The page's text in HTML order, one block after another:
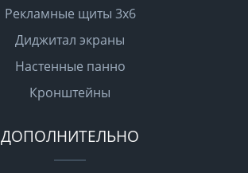
Рекламные щиты 3х6
Диджитал экраны
Настенные панно
Кронштейны
ДОПОЛНИТЕЛЬНО